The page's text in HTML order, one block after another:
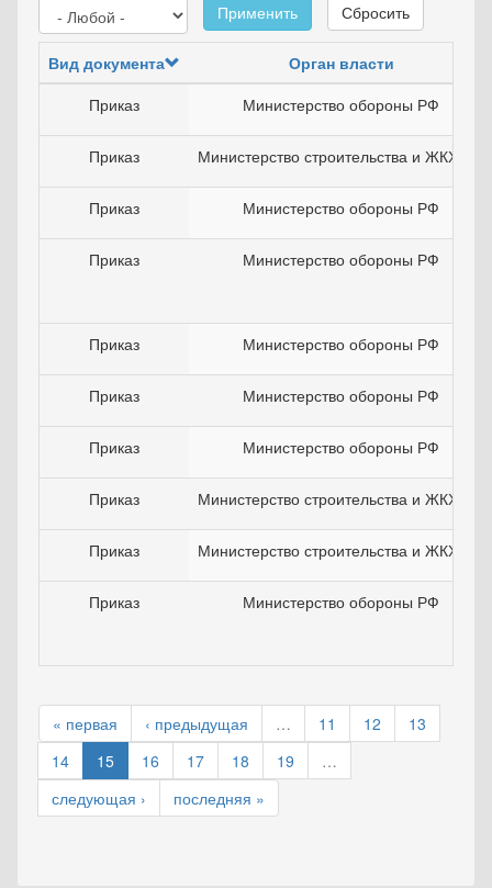
Применить
Сбросить
Вид документа
Орган власти
Приказ
Министерство обороны РФ
Приказ Министерство строительства и ЖКХ РФ
Приказ Министерство обороны РФ
Приказ Министерство обороны РФ
Приказ Министерство обороны РФ
Приказ Министерство обороны РФ
Приказ Министерство обороны РФ
Приказ Министерство строительства и ЖКХ РФ
Приказ Министерство строительства и ЖКХ РФ
Приказ Министерство обороны РФ
« первая ‹ предыдущая … 11 12
13
14
15 16 17 18 19
…
следующая ›
последняя »